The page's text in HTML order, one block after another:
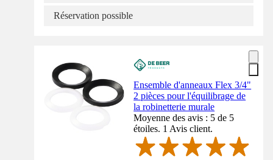
Réservation possible
Ensemble d'anneaux Flex 3/4"
2 pièces pour l'équilibrage de
la robinetterie murale
Moyenne des avis : 5 de 5
étoiles. 1 Avis client.